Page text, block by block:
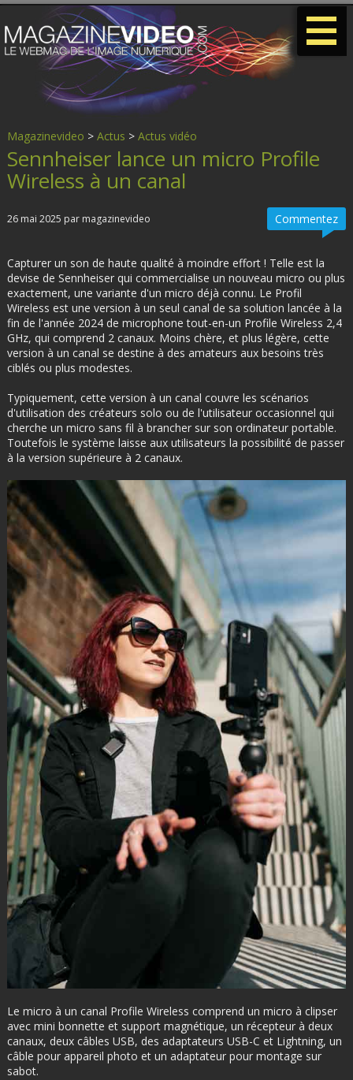
Magazinevideo > Actus > Actus vidéo
Sennheiser lance un micro Profile
Wireless à un canal
Commentez
26 mai 2025 par magazinevideo
Capturer un son de haute qualité à moindre effort ! Telle est la
devise de Sennheiser qui commercialise un nouveau micro ou plus
exactement, une variante d'un micro déjà connu. Le Profil
Wireless est une version à un seul canal de sa solution lancée à la
fin de l'année 2024 de microphone tout-en-un Profile Wireless 2,4
GHz, qui comprend 2 canaux. Moins chère, et plus légère, cette
version à un canal se destine à des amateurs aux besoins très
ciblés ou plus modestes.
Typiquement, cette version à un canal couvre les scénarios
d'utilisation des créateurs solo ou de l'utilisateur occasionnel qui
cherche un micro sans fil à brancher sur son ordinateur portable.
Toutefois le système laisse aux utilisateurs la possibilité de passer
à la version supérieure à 2 canaux.
Le micro à un canal Profile Wireless comprend un micro à clipser
avec mini bonnette et support magnétique, un récepteur à deux
canaux, deux câbles USB, des adaptateurs USB-C et Lightning, un
câble pour appareil photo et un adaptateur pour montage sur
sabot.
-
-
-